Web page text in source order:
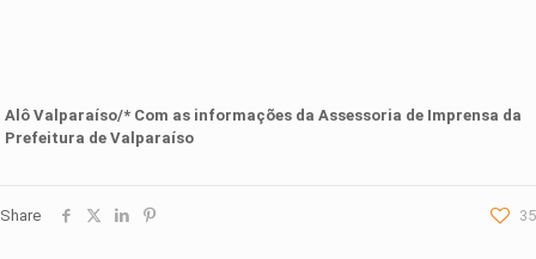
Alô Valparaíso/* Com as informações da Assessoria de Imprensa da
Prefeitura de Valparaíso
Share 35